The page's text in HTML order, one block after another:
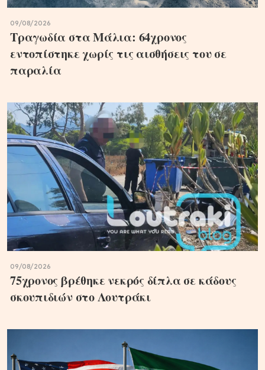
09/08/2026
Τραγωδία στα Μάλια: 64χρονος
εντοπίστηκε χωρίς τις αισθήσεις του σε
παραλία
09/08/2026
75χρονος βρέθηκε νεκρός δίπλα σε κάδους
σκουπιδιών στο Λουτράκι